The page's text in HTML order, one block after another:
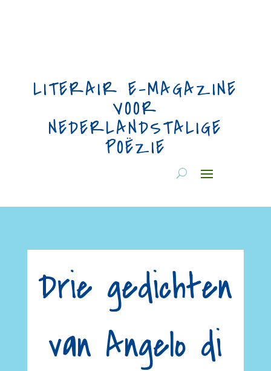
LITERAIR E-MAGAZINE
VOOR
NEDERLANDSTALIGE
POËZIE
Drie gedichten
van Angelo di